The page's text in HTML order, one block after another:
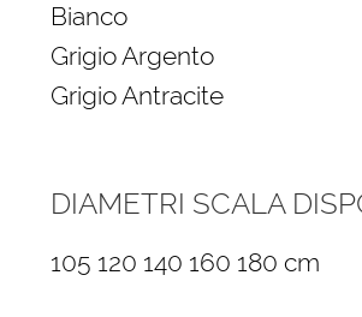
Bianco
Grigio Argento
Grigio Antracite
DIAMETRI SCALA
105 120 140 160 180 cm